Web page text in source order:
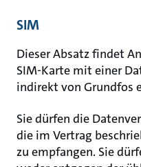
SIM
Dieser Absatz findet
SIM-Karte mit einer
indirekt von Grundfos
Sie dürfen die
die im Vertrag
zu empfangen. Sie